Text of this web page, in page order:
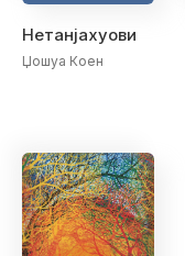
Нетанјахуови
Џошуа Коен